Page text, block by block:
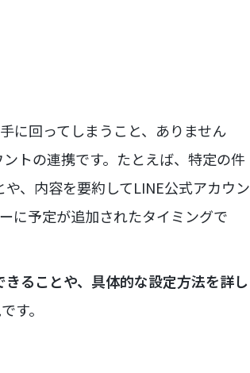
に回ってしまうこと、ありません
トの連携です。たとえば、特定の件
、内容を要約してLINE公式アカウン
に予定が追加されたタイミングで
ることや、具体的な設定方法を詳し
す。